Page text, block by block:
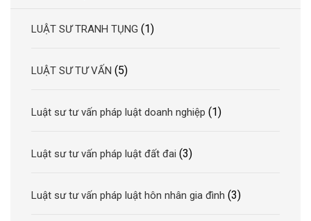
LUẬT SƯ TRANH TỤNG (1)
LUẬT SƯ TƯ VẤN (5)
Luật sư tư vấn pháp luật doanh nghiệp (1)
Luật sư tư vấn pháp luật đất đai (3)
Luật sư tư vấn pháp luật hôn nhân gia đình (3)